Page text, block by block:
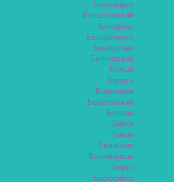
Беломорск
Белоозёрский
Белорецк
Белореченск
Белоусово
Белоярский
Белый
Бердск
Березники
Берёзовский
Беслан
Бийск
Бикин
Билибино
Биробиджан
Бирск
Бирюсинск